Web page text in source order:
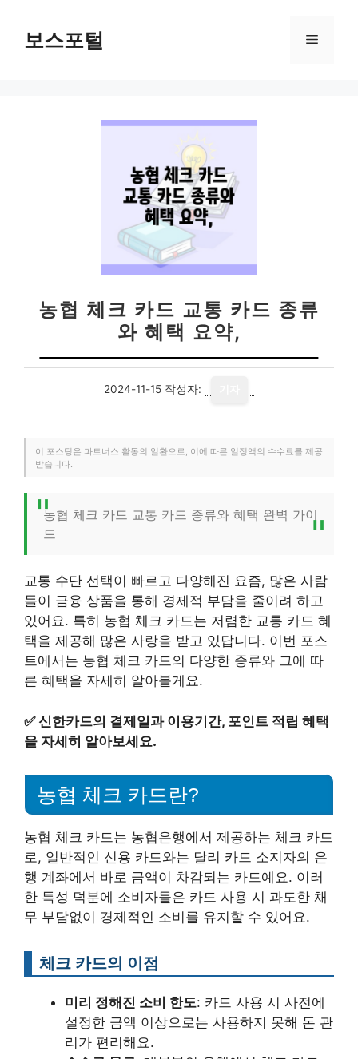
보스포털 메
농협 체크 카드 교통 카드 종류
와 혜택 요약,
2024-11-15 작성자:
이 포스팅은 파트너스 활동의 일환으로, 이에 따른 일정액의 수수료를 제공
받습니다.
농협 체크 카드 교통 카드 종류와 혜택 완벽 가이
드
교통 수단 선택이 빠르고 다양해진 요즘, 많은 사람
들이 금융 상품을 통해 경제적 부담을 줄이려 하고
있어요. 특히 농협 체크 카드는 저렴한 교통 카드 혜
택을 제공해 많은 사랑을 받고 있답니다. 이번 포스
트에서는 농협 체크 카드의 다양한 종류와 그에 따
른 혜택을 자세히 알아볼게요.
✅신한카드의 결제일과 이용기간, 포인트 적립 혜택
을 자세히 알아보세요.
농협 체크 카드란?
농협 체크 카드는 농협은행에서 제공하는 체크 카드
로, 일반적인 신용 카드와는 달리 카드 소지자의 은
행 계좌에서 바로 금액이 차감되는 카드예요. 이러
한 특성 덕분에 소비자들은 카드 사용 시 과도한 채
무 부담없이 경제적인 소비를 유지할 수 있어요.
체크 카드의 이점
미리 정해진 소비 한도: 카드 사용 시 사전에
설정한 금액 이상으로는 사용하지 못해 돈 관
리가 편리해요.